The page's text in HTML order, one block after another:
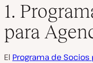
1.
para
El Programa de